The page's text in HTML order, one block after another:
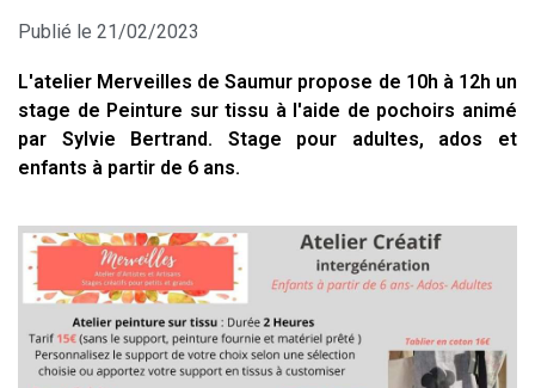
Publié le 21/02/2023
L'atelier Merveilles de Saumur propose de 10h à 12h un
stage de Peinture sur tissu à l'aide de pochoirs animé
par Sylvie Bertrand. Stage pour adultes, ados et
enfants à partir de 6 ans.